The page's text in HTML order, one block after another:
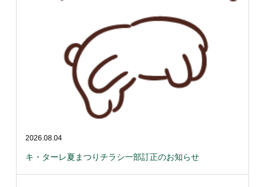
2026.08.04
キ・ターレ夏まつりチラシ一部訂正のお知らせ